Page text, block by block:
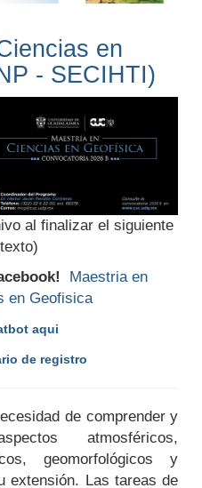
en
- SECIHTI)
al finalizar el siguiente
texto)
Maestria en
en Geofisica
aqui
de registro
de comprender y
atmosféricos,
geomorfológicos y
extensión. Las tareas de